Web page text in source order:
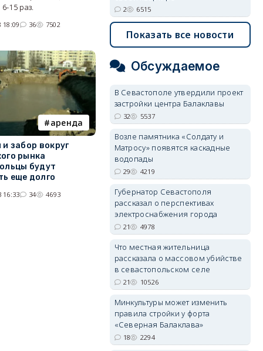
15 раз.
18:09 36 7502
аренда
забор вокруг
рынка
будут
еще долго
16:33 34 4693
2 6515
Показать все новости
Обсуждаемое
В Севастополе утвердили проект
застройки центра Балаклавы
32 5537
Возле памятника «Солдату и
Матросу» появятся каскадные
водопады
29 4219
Губернатор Севастополя
рассказал о перспективах
электроснабжения города
21 4978
Что местная жительница
рассказала о массовом убийстве
в севастопольском селе
21 10526
Минкультуры может изменить
правила стройки у форта
«Северная Балаклава»
18 2294